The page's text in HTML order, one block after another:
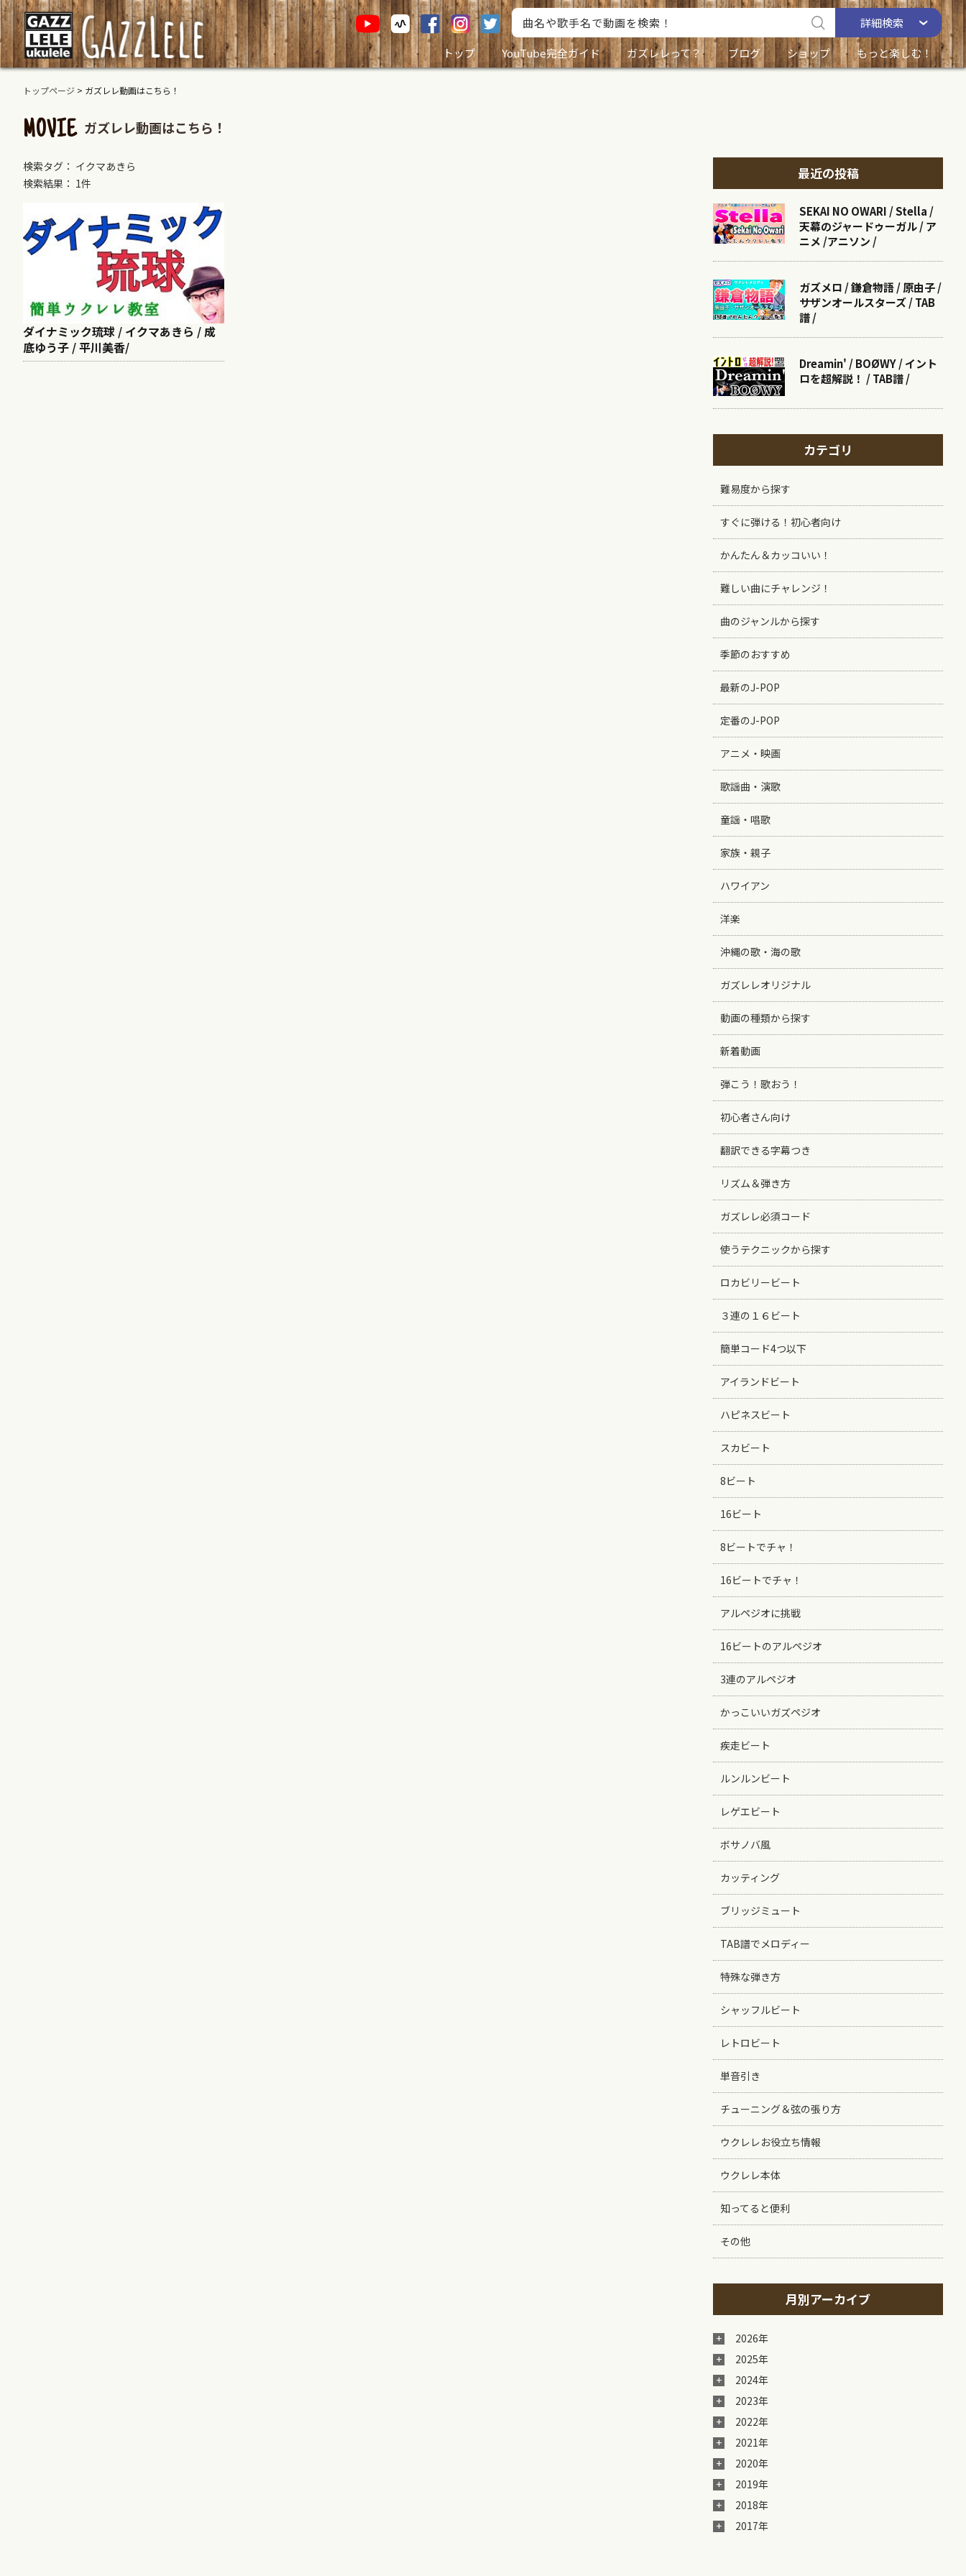
詳細検索
トップ
YouTube完全ガイド ガズレレって？ ブログ ショップ もっと楽しむ！
トップページ > ガズレレ動画はこちら！
MOVIE ガズレレ動画はこちら！
検索タグ： イクマあきら
検索結果： 1件
ダイナミック琉球 / イクマあきら / 成
底ゆう子 / 平川美香/
最近の投稿
SEKAI NO OWARI / Stella /
天幕のジャードゥーガル / ア
ニメ /アニソン /
ガズメロ / 鎌倉物語 / 原由子 /
サザンオールスターズ / TAB
譜 /
Dreamin' / BOØWY / イント
ロを超解説！ / TAB譜 /
カテゴリ
難易度から探す
すぐに弾ける！初心者向け
かんたん＆カッコいい！
難しい曲にチャレンジ！
曲のジャンルから探す
季節のおすすめ
最新のJ-POP
定番のJ-POP
アニメ・映画
歌謡曲・演歌
童謡・唱歌
家族・親子
ハワイアン
洋楽
沖縄の歌・海の歌
ガズレレオリジナル
動画の種類から探す
新着動画
弾こう！歌おう！
初心者さん向け
翻訳できる字幕つき
リズム＆弾き方
ガズレレ必須コード
使うテクニックから探す
ロカビリービート
３連の１６ビート
簡単コード4つ以下
アイランドビート
ハピネスビート
スカビート
8ビート
16ビート
8ビートでチャ！
16ビートでチャ！
アルペジオに挑戦
16ビートのアルペジオ
3連のアルペジオ
かっこいいガズペジオ
疾走ビート
ルンルンビート
レゲエビート
ボサノバ風
カッティング
ブリッジミュート
TAB譜でメロディー
特殊な弾き方
シャッフルビート
レトロビート
単音引き
チューニング＆弦の張り方
ウクレレお役立ち情報
ウクレレ本体
知ってると便利
その他
月別アーカイブ
2026年
2025年
2024年
2023年
2022年
2021年
2020年
2019年
2018年
2017年